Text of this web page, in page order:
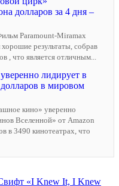
долларов за 4 дня –
Paramount-Miramax
результаты, собрав
, что является отличным...
лидирует в
в мировом
кино» уверенно
Вселенной» от Amazon
в 3490 кинотеатрах, что
«I Knew It, I Knew